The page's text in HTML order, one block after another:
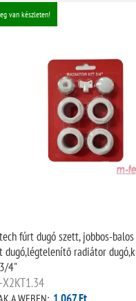
van készleten!
fúrt dugó szett, jobbos-
dugó,légtelenítő radiátor
4"
A WEBEN: